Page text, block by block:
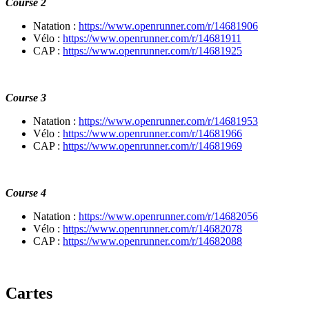
Natation : https://www.openrunner.com/r/14681906
Vélo : https://www.openrunner.com/r/14681911
CAP : https://www.openrunner.com/r/14681925
Course 3
Natation : https://www.openrunner.com/r/14681953
Vélo : https://www.openrunner.com/r/14681966
CAP : https://www.openrunner.com/r/14681969
Course 4
Natation : https://www.openrunner.com/r/14682056
Vélo : https://www.openrunner.com/r/14682078
CAP : https://www.openrunner.com/r/14682088
Cartes